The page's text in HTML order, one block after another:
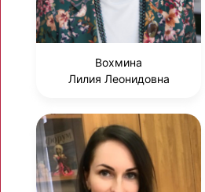
Вохмина
Лилия Леонидовна